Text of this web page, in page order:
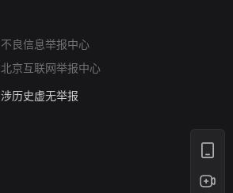
不良信息举报中心
北京互联网举报中心
亚运会举报专区
涉历史虚无举报